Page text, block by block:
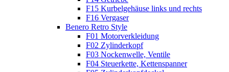
F15 Kurbelgehäuse links und rechts
F16 Vergaser
Benero Retro Style
F01 Motorverkleidung
F02 Zylinderkopf
F03 Nockenwelle, Ventile
F04 Steuerkette, Kettenspanner